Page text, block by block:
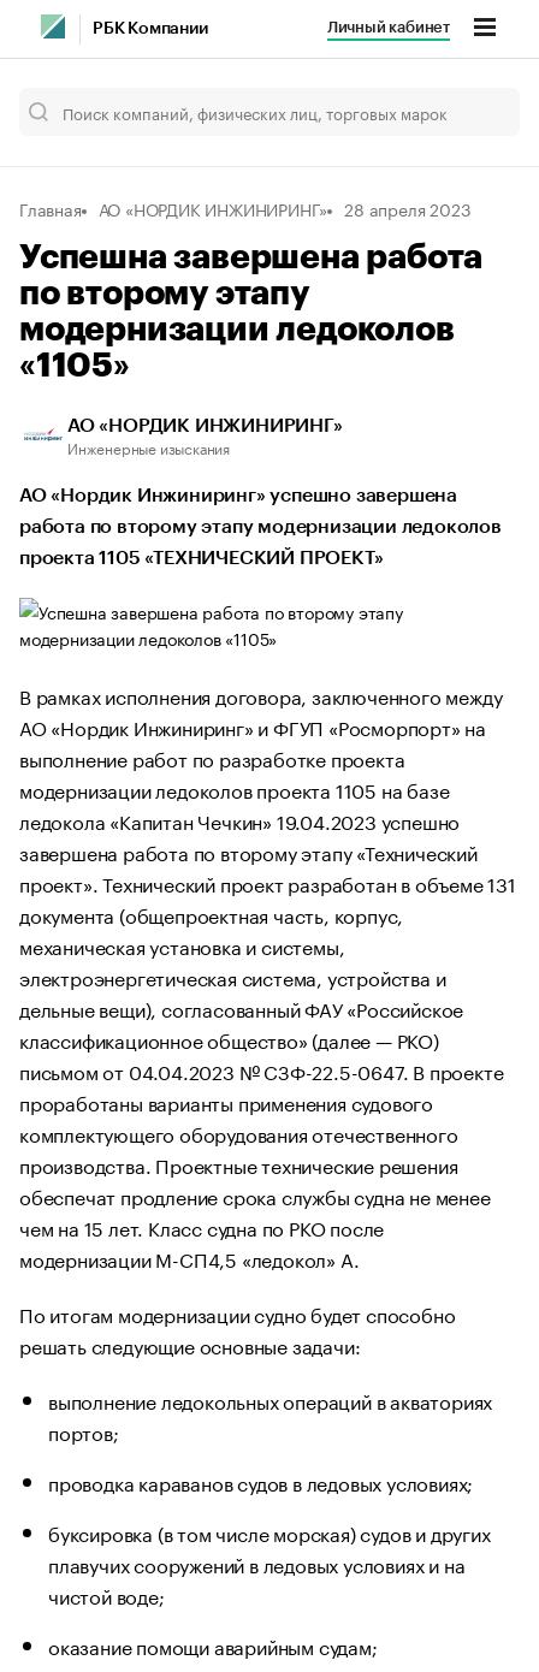
РБК Компании Личный кабинет
Главная АО «НОРДИК ИНЖИНИРИНГ» 28 апреля 2023
Успешна завершена работа
по второму этапу
модернизации ледоколов
«1105»
АО «НОРДИК ИНЖИНИРИНГ»
Инженерные изыскания
АО «Нордик Инжиниринг» успешно завершена
работа по второму этапу модернизации ледоколов
проекта 1105 «ТЕХНИЧЕСКИЙ ПРОЕКТ»
В рамках исполнения договора, заключенного между
АО «Нордик Инжиниринг» и ФГУП «Росморпорт» на
выполнение работ по разработке проекта
модернизации ледоколов проекта 1105 на базе
ледокола «Капитан Чечкин» 19.04.2023 успешно
завершена работа по второму этапу «Технический
проект». Технический проект разработан в объеме 131
документа (общепроектная часть, корпус,
механическая установка и системы,
электроэнергетическая система, устройства и
дельные вещи), согласованный ФАУ «Российское
классификационное общество» (далее — РКО)
письмом от 04.04.2023 № СЗФ-22.5-0647. В проекте
проработаны варианты применения судового
комплектующего оборудования отечественного
производства. Проектные технические решения
обеспечат продление срока службы судна не менее
чем на 15 лет. Класс судна по РКО после
модернизации М-СП4,5 «ледокол» А.
По итогам модернизации судно будет способно
решать следующие основные задачи:
выполнение ледокольных операций в акваториях
портов;
проводка караванов судов в ледовых условиях;
буксировка (в том числе морская) судов и других
плавучих сооружений в ледовых условиях и на
чистой воде;
оказание помощи аварийным судам;